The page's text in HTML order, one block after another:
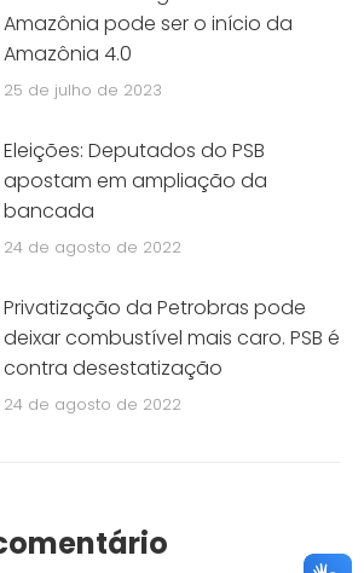
Amazônia pode ser o início da
Amazônia 4.0
25 de julho de 2023
Eleições: Deputados do PSB
apostam em ampliação da
bancada
24 de agosto de 2022
Privatização da Petrobras pode
deixar combustível mais caro. PSB é
contra desestatização
24 de agosto de 2022